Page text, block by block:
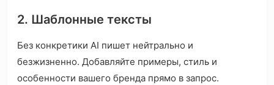
2. Шаблонные тексты
Без конкретики AI пишет нейтрально и
безжизненно. Добавляйте примеры, стиль и
особенности вашего бренда прямо в запрос.